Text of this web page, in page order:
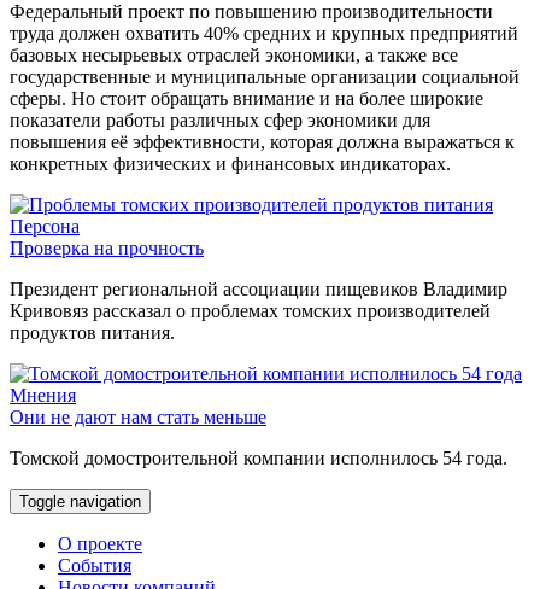
Федеральный проект по повышению производительности
труда должен охватить 40% средних и крупных предприятий
базовых несырьевых отраслей экономики, а также все
государственные и муниципальные организации социальной
сферы. Но стоит обращать внимание и на более широкие
показатели работы различных сфер экономики для
повышения её эффективности, которая должна выражаться к
конкретных физических и финансовых индикаторах.
Персона
Проверка на прочность
Президент региональной ассоциации пищевиков Владимир
Кривовяз рассказал о проблемах томских производителей
продуктов питания.
Мнения
Они не дают нам стать меньше
Томской домостроительной компании исполнилось 54 года.
Toggle navigation
О проекте
События